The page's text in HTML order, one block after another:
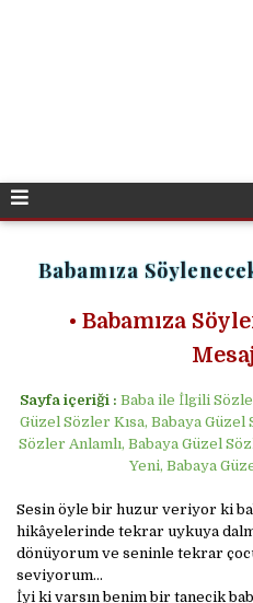
Babamıza
• Babamıza
Sayfa içeriği : Baba ile İlgili
Güzel Sözler Kısa, Babaya
Sözler Anlamlı, Babaya Güzel
Yeni, Babaya
Sesin öyle bir huzur veriyor ki
hikâyelerinde tekrar uykuya
dönüyorum ve seninle tekrar
seviyorum…
İyi ki varsın benim bir tanecik